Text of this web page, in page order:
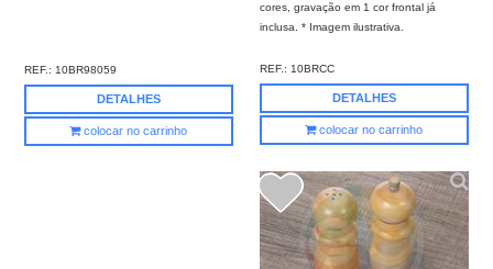
REF.: 10BR98059
DETALHES
colocar no carrinho
cores, gravação em 1 cor frontal já
inclusa. * Imagem ilustrativa.
REF.: 10BRCC
DETALHES
colocar no carrinho